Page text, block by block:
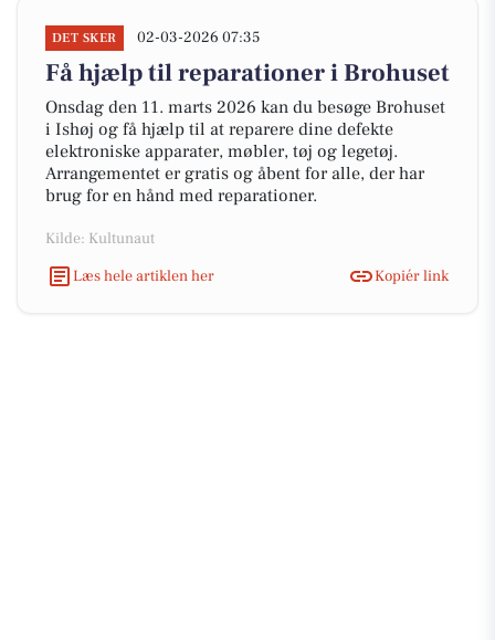
DET SKER 02-03-2026 07:35
Få hjælp til reparationer i Brohuset
Onsdag den 11. marts 2026 kan du besøge Brohuset
i Ishøj og få hjælp til at reparere dine defekte
elektroniske apparater, møbler, tøj og legetøj.
Arrangementet er gratis og åbent for alle, der har
brug for en hånd med reparationer.
Kilde: Kultunaut
Læs hele artiklen her
Kopiér link